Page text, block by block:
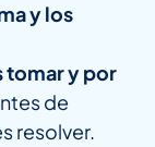
y los
tomar y por
de
resolver.